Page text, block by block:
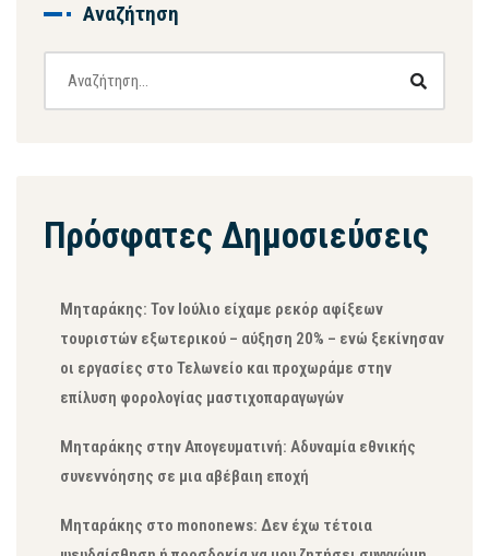
Αναζήτηση
Πρόσφατες Δημοσιεύσεις
Μηταράκης: Τον Ιούλιο είχαμε ρεκόρ αφίξεων
τουριστών εξωτερικού – αύξηση 20% – ενώ ξεκίνησαν
οι εργασίες στο Τελωνείο και προχωράμε στην
επίλυση φορολογίας μαστιχοπαραγωγών
Μηταράκης στην Απογευματινή: Αδυναμία εθνικής
συνεννόησης σε μια αβέβαιη εποχή
Μηταράκης στο mononews: Δεν έχω τέτοια